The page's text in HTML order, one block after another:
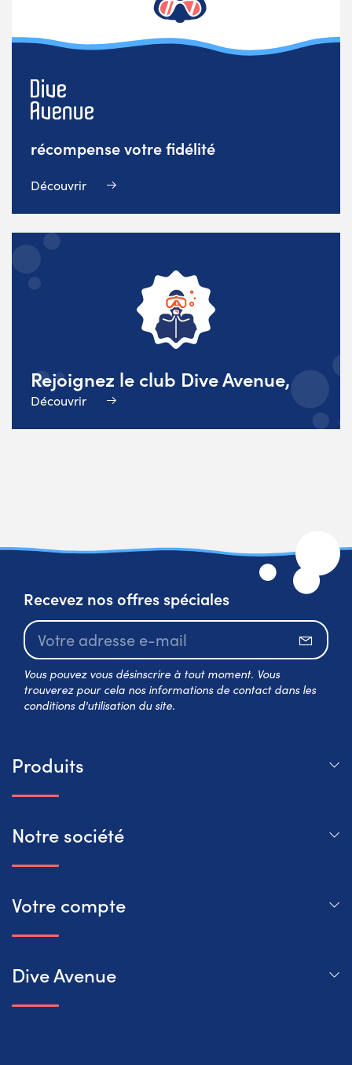
récompense votre fidélité
Découvrir
Rejoignez le club Dive Avenue,
Découvrir
Recevez nos offres spéciales
Vous pouvez vous désinscrire à tout moment. Vous
trouverez pour cela nos informations de contact dans les
conditions d'utilisation du site.
Produits
Notre société
Votre compte
Dive Avenue